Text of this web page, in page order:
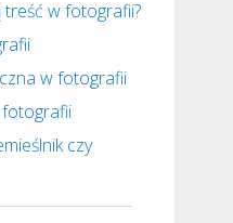
treść w fotografii?
w fotografii
czy